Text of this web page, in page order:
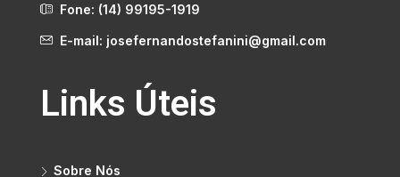
Fone: (14) 99195-1919
E-mail: josefernandostefanini@gmail.com
Links Úteis
Sobre Nós